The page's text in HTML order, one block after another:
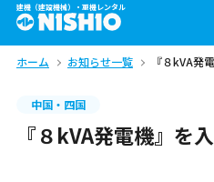
建機（建設機械）・重機レンタル
商品一覧
問合せ依頼リスト
北海道 東北
ホーム お知らせ一覧 『８kVA発
中国・四国
『８kVA発電機』を